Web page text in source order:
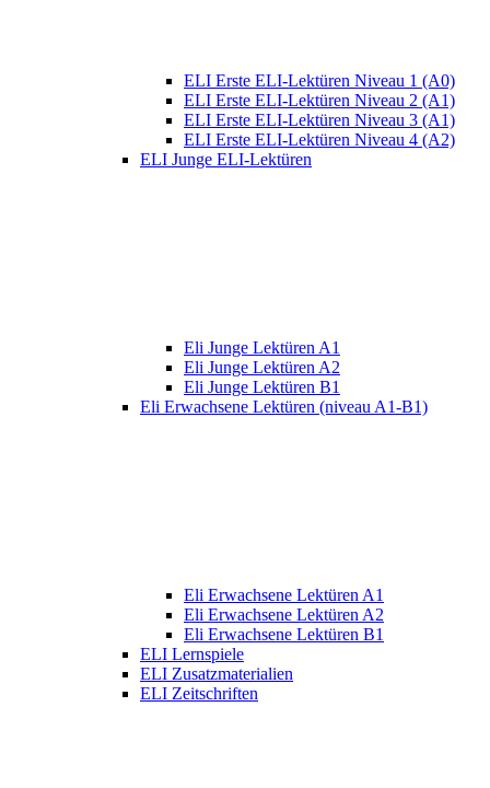
ELI Erste ELI-Lektüren Niveau 1 (A0)
ELI Erste ELI-Lektüren Niveau 2 (A1)
ELI Erste ELI-Lektüren Niveau 3 (A1)
ELI Erste ELI-Lektüren Niveau 4 (A2)
ELI Junge ELI-Lektüren
Eli Junge Lektüren A1
Eli Junge Lektüren A2
Eli Junge Lektüren B1
Eli Erwachsene Lektüren (niveau A1-B1)
Eli Erwachsene Lektüren A1
Eli Erwachsene Lektüren A2
Eli Erwachsene Lektüren B1
ELI Lernspiele
ELI Zusatzmaterialien
ELI Zeitschriften